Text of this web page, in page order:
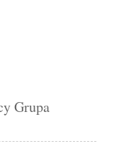
Grupa